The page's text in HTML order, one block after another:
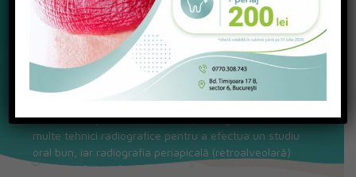
Radiologie
Majoritatea lucrurilor care se întâmplă în corpul nostru
uman nu pot fi văzute cu ochiul liber. Din acest motiv,
datorită razelor X putem observa ce se întâmplă în
interiorul corpului nostru. În stomatologie există mai
multe tehnici radiografice pentru a efectua un studiu
oral bun, iar radiografia periapicală (retroalveolară)
este una dintre ele.